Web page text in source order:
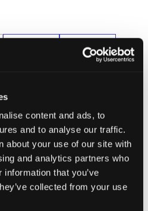
content and ads, to
and to analyse our traffic.
about your use of our site with
and analytics partners who
that you’ve
collected from your use
170-176 cm
Perfekt Stor